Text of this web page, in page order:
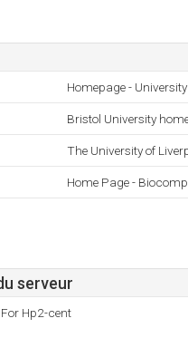
Homepage -
Bristol University
The University of
Home Page -
serveur
Hp2-cent